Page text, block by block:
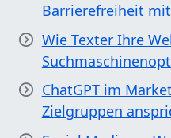
Barrierefreiheit mit
Wie Texter Ihre
ChatGPT im
Zielgruppen